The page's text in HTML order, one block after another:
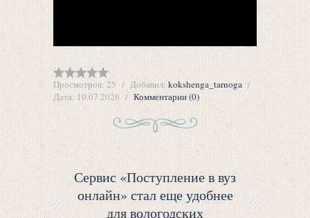
Просмотров: 25 Добавил: kokshenga_tarnoga
Дата: 10.07.2026 Комментарии (0)
Сервис «Поступление в вуз
онлайн» стал еще удобнее
для вологодских